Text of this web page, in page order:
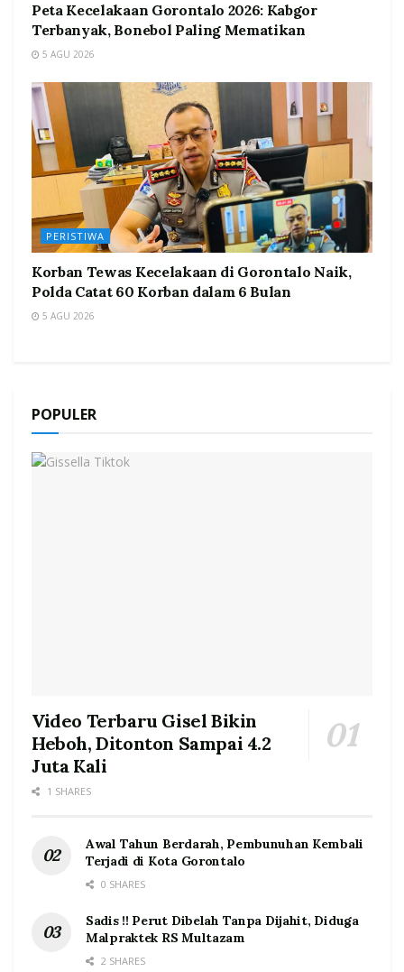
Peta Kecelakaan Gorontalo 2026: Kabgor
Terbanyak, Bonebol Paling Mematikan
5 AGU 2026
PERISTIWA
Korban Tewas Kecelakaan di Gorontalo Naik,
Polda Catat 60 Korban dalam 6 Bulan
5 AGU 2026
POPULER
Video Terbaru Gisel Bikin
Heboh, Ditonton Sampai 4.2
Juta Kali
1 SHARES
Awal Tahun Berdarah, Pembunuhan Kembali
Terjadi di Kota Gorontalo
0 SHARES
Sadis !! Perut Dibelah Tanpa Dijahit, Diduga
Malpraktek RS Multazam
2 SHARES